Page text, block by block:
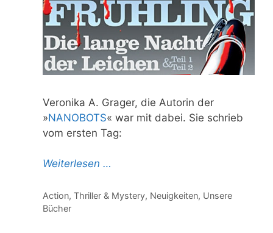
Veronika A. Grager, die Autorin der
»NANOBOTS« war mit dabei. Sie schrieb
vom ersten Tag:
Weiterlesen …
Kategorien
Action, Thriller & Mystery, Neuigkeiten, Unsere
Bücher